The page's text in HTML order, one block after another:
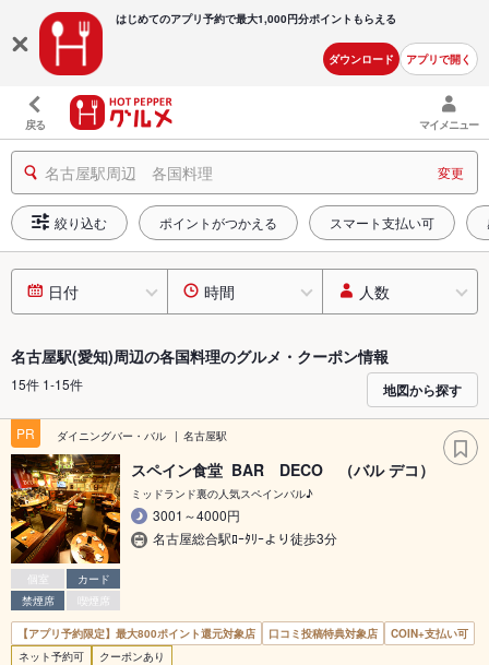
はじめてのアプリ予約で最大1,000円分ポイントもらえる
ダウンロード アプリで開く
戻る マイメニュー
名古屋駅周辺 各国料理 変更
絞り込む ポイントがつかえる スマート支払い可
日付 時間 人数
名古屋駅(愛知)周辺の各国料理のグルメ・クーポン情報
15件 1-15件 地図から探す
PR ダイニングバー・バル 名古屋駅
個室
カード
禁煙席
喫煙席
スペイン食堂 BAR DECO （バル デコ）
ミッドランド裏の人気スペインバル♪
3001～4000円
名古屋総合駅ﾛｰﾀﾘｰより徒歩3分
【アプリ予約限定】最大800ポイント還元対象店 口コミ投稿特典対象店
COIN+支払い可
ネット予約可
クーポンあり